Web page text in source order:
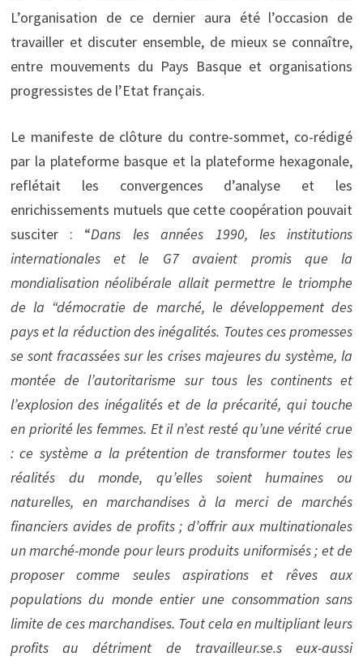
L’organisation de ce dernier aura été l’occasion de
travailler et discuter ensemble, de mieux se connaître,
entre mouvements du Pays Basque et organisations
progressistes de l’Etat français.
Le manifeste de clôture du contre-sommet, co-rédigé
par la plateforme basque et la plateforme hexagonale,
reflétait les convergences d’analyse et les
enrichissements mutuels que cette coopération pouvait
susciter : “Dans les années 1990, les institutions
internationales et le G7 avaient promis que la
mondialisation néolibérale allait permettre le triomphe
de la “démocratie de marché, le développement des
pays et la réduction des inégalités. Toutes ces promesses
se sont fracassées sur les crises majeures du système, la
montée de l’autoritarisme sur tous les continents et
l’explosion des inégalités et de la précarité, qui touche
en priorité les femmes. Et il n’est resté qu’une vérité crue
: ce système a la prétention de transformer toutes les
réalités du monde, qu’elles soient humaines ou
naturelles, en marchandises à la merci de marchés
financiers avides de profits ; d’offrir aux multinationales
un marché-monde pour leurs produits uniformisés ; et de
proposer comme seules aspirations et rêves aux
populations du monde entier une consommation sans
limite de ces marchandises. Tout cela en multipliant leurs
profits au détriment de travailleur.se.s eux-aussi